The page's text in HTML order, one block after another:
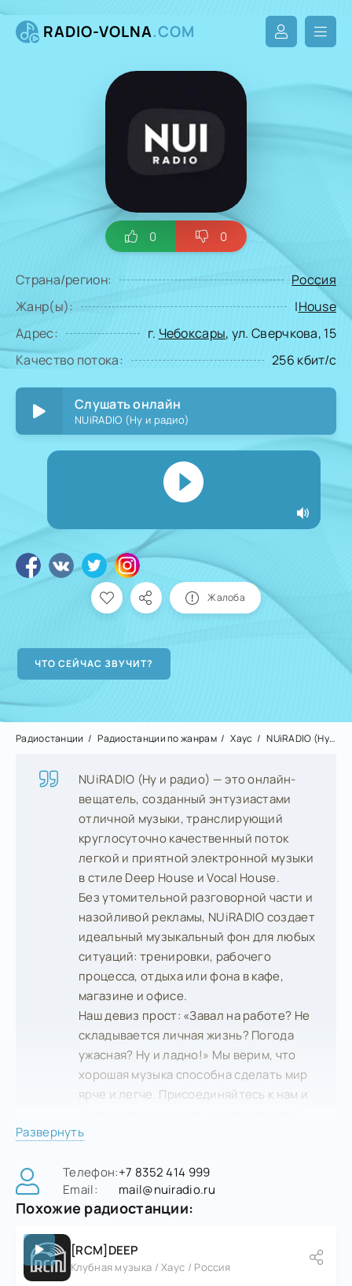
RADIO-VOLNA.COM
0 0
Страна/регион:
Россия
Жанр(ы):
|House
Адрес:
г. Чебоксары, ул. Сверчкова, 15
Качество потока:
256 кбит/с
Слушать онлайн
NUiRADIO (Ну и радио)
Жалоба
Радиостанции Радиостанции по жанрам Хаус NUiRADIO (Ну и радио)
NUiRADIO (Ну и радио) — это онлайн-
вещатель, созданный энтузиастами
отличной музыки, транслирующий
круглосуточно качественный поток
легкой и приятной электронной музыки
в стиле Deep House и Vocal House.
Без утомительной разговорной части и
назойливой рекламы, NUiRADIO создает
идеальный музыкальный фон для любых
ситуаций: тренировки, рабочего
процесса, отдыха или фона в кафе,
магазине и офисе.
Наш девиз прост: «Завал на работе? Не
складывается личная жизнь? Погода
ужасная? Ну и ладно!» Мы верим, что
хорошая музыка способна сделать мир
ярче и легче. Присоединяйтесь к нам и
Развернуть
Телефон:+7 8352 414 999
Email:
mail@nuiradio.ru
Похожие радиостанции:
[RCM]DEEP
Клубная музыка / Хаус / Россия